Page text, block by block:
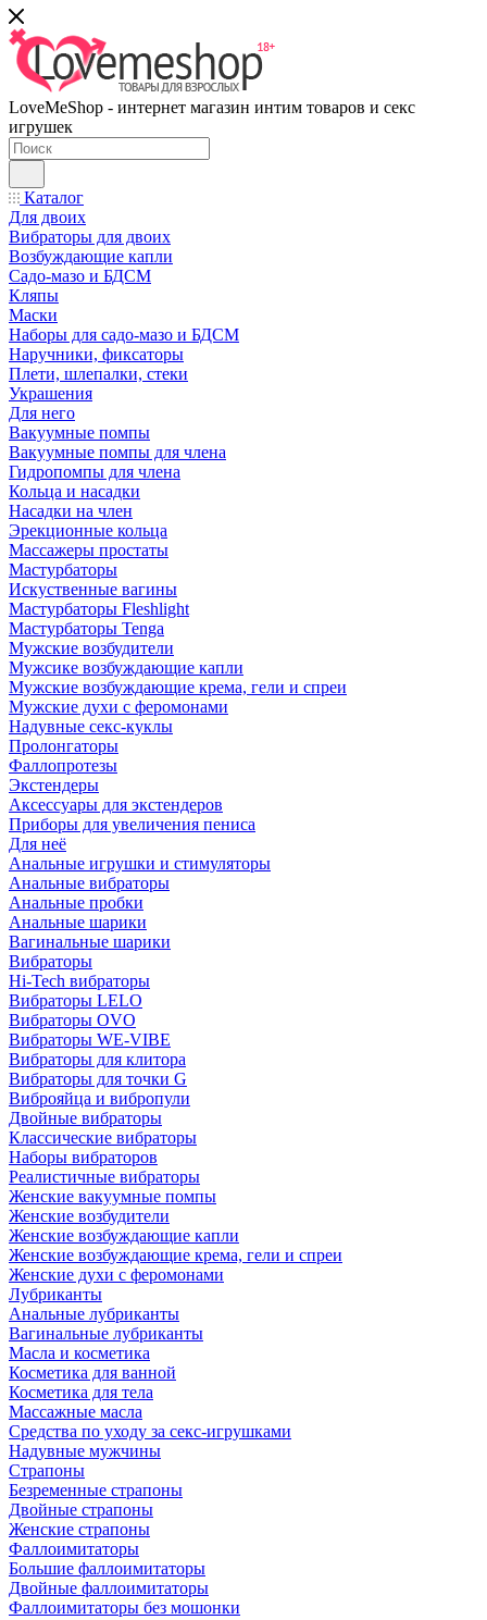
LoveMeShop - интернет магазин интим товаров и секс
игрушек
Каталог
Для двоих
Вибраторы для двоих
Возбуждающие капли
Садо-мазо и БДСМ
Кляпы
Маски
Наборы для садо-мазо и БДСМ
Наручники, фиксаторы
Плети, шлепалки, стеки
Украшения
Для него
Вакуумные помпы
Вакуумные помпы для члена
Гидропомпы для члена
Кольца и насадки
Насадки на член
Эрекционные кольца
Массажеры простаты
Мастурбаторы
Искуственные вагины
Мастурбаторы Fleshlight
Мастурбаторы Tenga
Мужские возбудители
Мужсике возбуждающие капли
Мужские возбуждающие крема, гели и спреи
Мужские духи с феромонами
Надувные секс-куклы
Пролонгаторы
Фаллопротезы
Экстендеры
Аксессуары для экстендеров
Приборы для увеличения пениса
Для неё
Анальные игрушки и стимуляторы
Анальные вибраторы
Анальные пробки
Анальные шарики
Вагинальные шарики
Вибраторы
Hi-Tech вибраторы
Вибраторы LELO
Вибраторы OVO
Вибраторы WE-VIBE
Вибраторы для клитора
Вибраторы для точки G
Виброяйца и вибропули
Двойные вибраторы
Классические вибраторы
Наборы вибраторов
Реалистичные вибраторы
Женские вакуумные помпы
Женские возбудители
Женские возбуждающие капли
Женские возбуждающие крема, гели и спреи
Женские духи с феромонами
Лубриканты
Анальные лубриканты
Вагинальные лубриканты
Масла и косметика
Косметика для ванной
Косметика для тела
Массажные масла
Средства по уходу за секс-игрушками
Надувные мужчины
Страпоны
Безременные страпоны
Двойные страпоны
Женские страпоны
Фаллоимитаторы
Большие фаллоимитаторы
Двойные фаллоимитаторы
Фаллоимитаторы без мошонки